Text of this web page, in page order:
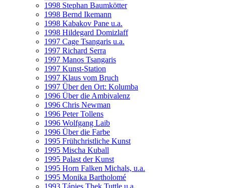
1998 Stephan Baumkötter
1998 Bernd Ikemann
1998 Kabakov Pane u.a.
1998 Hildegard Domizlaff
1997 Cage Tsangaris u.a.
1997 Richard Serra
1997 Manos Tsangaris
1997 Kunst-Station
1997 Klaus vom Bruch
1997 Über den Ort: Kolumba
1996 Über die Ambivalenz
1996 Chris Newman
1996 Peter Tollens
1996 Wolfgang Laib
1996 Über die Farbe
1995 Frühchristliche Kunst
1995 Mischa Kuball
1995 Palast der Kunst
1995 Horn Falken Michals, u.a.
1995 Monika Bartholomé
1993 Tápies Thek Tuttle u.a.